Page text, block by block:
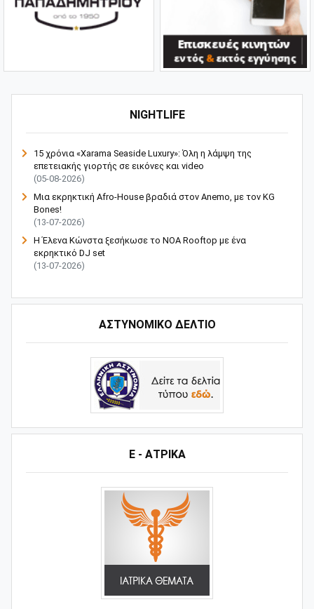
NIGHTLIFE
15 χρόνια «Xarama Seaside Luxury»: Όλη η λάμψη της
επετειακής γιορτής σε εικόνες και video
(05-08-2026)
Μια εκρηκτική Afro-House βραδιά στον Anemo, με τον KG
Bones!
(13-07-2026)
Η Έλενα Κώνστα ξεσήκωσε το NOA Rooftop με ένα
εκρηκτικό DJ set
(13-07-2026)
ΑΣΤΥΝΟΜΙΚΟ ΔΕΛΤΙΟ
Ε - ΑΤΡΙΚΑ